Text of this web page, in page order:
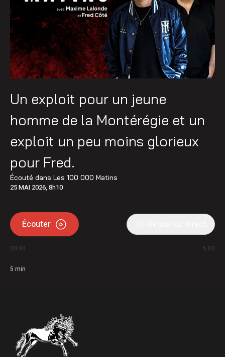
Un exploit pour un jeune
homme de la Montérégie et un
exploit un peu moins glorieux
pour Fred.
Écouté dans Les 100 000 Matins
25 MAI 2026, 8h10
Écouter
00:00 5:00
5 min